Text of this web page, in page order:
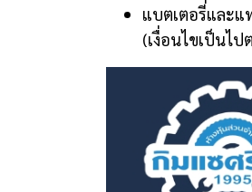
แบตเตอรี่และแ
(เงื่อนไขเป็นไ